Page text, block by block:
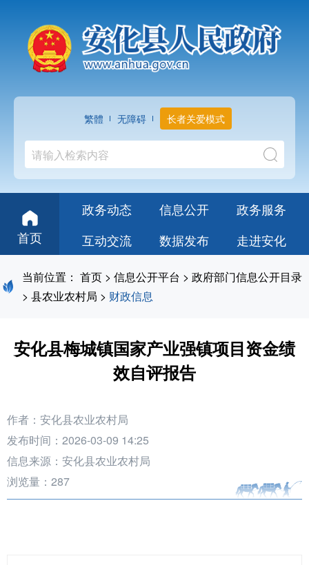
繁體 无障碍 长者关爱模式
首页
政务动态 信息公开
政务服务
互动交流
数据发布 走进安化
当前位置： 首页 > 信息公开平台 > 政府部门信息公开目录
> 县农业农村局 > 财政信息
安化县梅城镇国家产业强镇项目资金绩
效自评报告
作者：安化县农业农村局
发布时间：2026-03-09 14:25
信息来源：安化县农业农村局
浏览量： 287